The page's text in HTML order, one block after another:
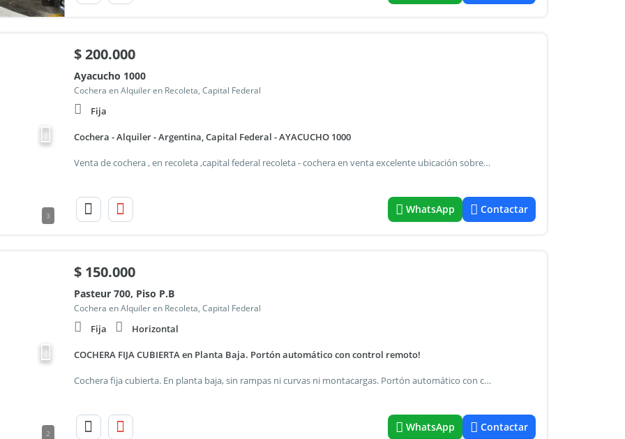
3
$200.000
Ayacucho 1000
Cochera en Alquiler en Recoleta, Capital Federal
Fija
Cochera - Alquiler - Argentina, Capital Federal - AYACUCHO 1000
Venta de cochera , en recoleta ,capital federal recoleta - cochera en venta excelente ubicación sobre ayacucho y santa fe. Cochera fija de fácil acceso por rampa, ubicada en 1º piso. Superficie: 18 m² edificio exclusivo de cocheras bajas expensas muy cómoda para maniobrar ideal inversión o uso propio ubicación estratégica, con rápido acceso y excelente conectividad en pleno recoleta. Consultanos para más información o coordinar una visita.
WhatsApp Contactar
2
$150.000
Pasteur 700, Piso P.B
Cochera en Alquiler en Recoleta, Capital Federal
Fija Horizontal
COCHERA FIJA CUBIERTA en Planta Baja. Portón automático con control remoto!
Cochera fija cubierta. En planta baja, sin rampas ni curvas ni montacargas. Portón automático con control remoto!
WhatsApp Contactar